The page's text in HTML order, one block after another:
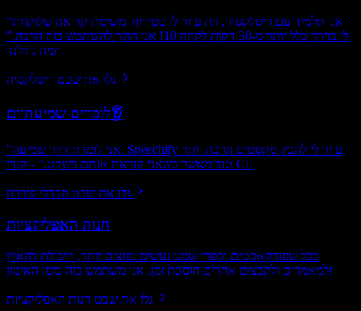
“אני תלמיד עם דיסלקסיה, וזה עוזר לי בטירוף. משימת קריאה שלוקחת
לי בדרך כלל יותר מ-30 דקות לקחה 10! אני הולך להשתמש בזה הרבה.”
- חמה נורלנד
גלו את שבט דיסלקסיה
לומדים שמיעתיים👂
"אני לומדת דרך שמיעה. Speechify עוזר לי להבין טקסטים הרבה יותר
טוב מאשר כשאני קוראת אותם בשקט." - קנדי CL
גלו את שבט הבדלי למידה
חנות האפליקציות
ככל שפודקאסטים וספרי שמע נעשים נפוצים יותר, היכולת להאזין
למאמרים ולקבצים אחרים חוסכת זמן. אני משתמש בזה בזמן האימון!
גלו את שבט חנות האפליקציות